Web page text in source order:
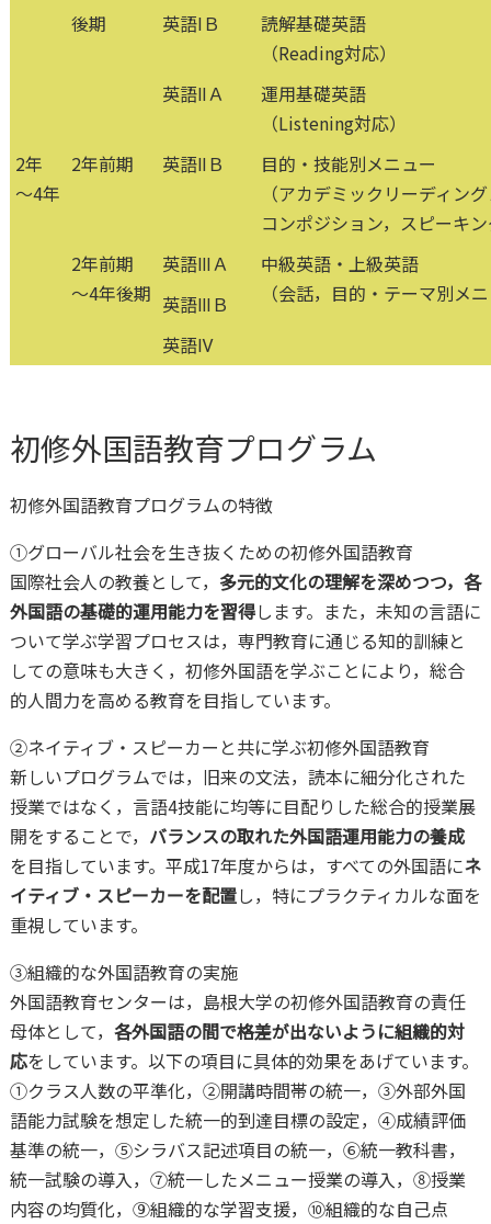
後期
英語ⅠＢ
読解基礎英語
（Reading対応）
英語ⅡＡ
運用基礎英語
（Listening対応）
2年
～4年
2年前期 英語ⅡＢ
目的・技能別メニュー
（アカデミックリーディン
コンポジション，スピーキ
2年前期
～4年後期
英語ⅢＡ
中級英語・上級英語
（会話，目的・テーマ別メ
英語ⅢＢ
英語Ⅳ
初修外国語教育プログラム
初修外国語教育プログラムの特徴
①グローバル社会を生き抜くための初修外国語教育
国際社会人の教養として， 多元的文化の理解を深めつつ，各
外国語の基礎的運用能力を習得します。また，未知の言語に
ついて学ぶ学習プロセスは，専門教育に通じる知的訓練と
しての意味も大きく，初修外国語を学ぶことにより，総合
的人間力を高める教育を目指しています。
②ネイティブ・スピーカーと共に学ぶ初修外国語教育
新しいプログラムでは，旧来の文法，読本に細分化された
授業ではなく，言語4技能に均等に目配りした総合的授業展
開をすることで， バランスの取れた外国語運用能力の養成
を目指しています。平成17年度からは，すべての外国語にネ
イティブ・スピーカーを配置し，特にプラクティカルな面を
重視しています。
③組織的な外国語教育の実施
外国語教育センターは，島根大学の初修外国語教育の責任
母体として， 各外国語の間で格差が出ないように組織的対
応をしています。以下の項目に具体的効果をあげています。
①クラス人数の平準化，②開講時間帯の統一，③外部外国
語能力試験を想定した統一的到達目標の設定，④成績評価
基準の統一，⑤シラバス記述項目の統一，⑥統一教科書，
統一試験の導入，⑦統一したメニュー授業の導入，⑧授業
内容の均質化，⑨組織的な学習支援，⑩組織的な自己点